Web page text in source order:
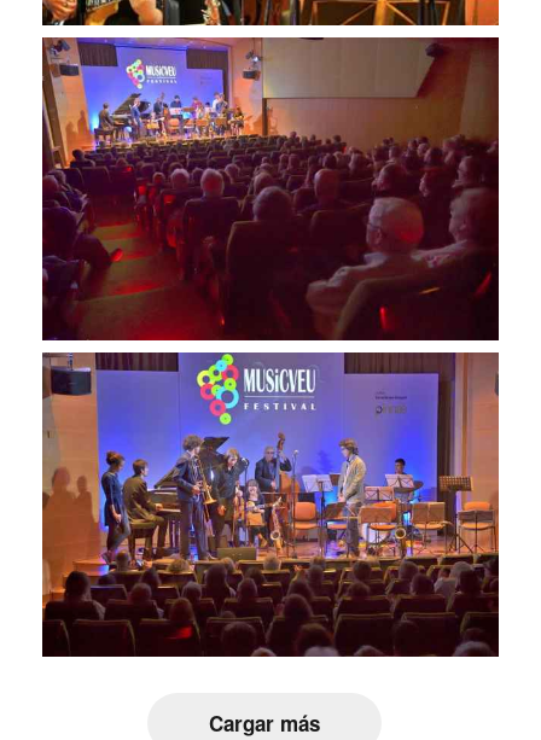
Cargar más